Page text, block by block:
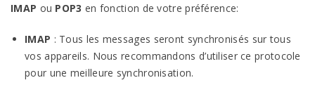
IMAP ou POP3 en fonction de votre préférence:
IMAP : Tous les messages seront synchronisés sur tous
vos appareils. Nous recommandons d’utiliser ce protocole
pour une meilleure synchronisation.